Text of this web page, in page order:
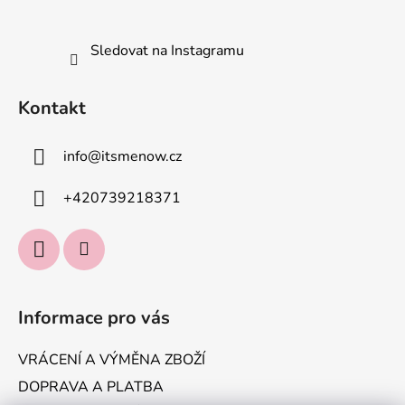
Sledovat na Instagramu
Kontakt
info@itsmenow.cz
+420739218371
Informace pro vás
VRÁCENÍ A VÝMĚNA ZBOŽÍ
DOPRAVA A PLATBA